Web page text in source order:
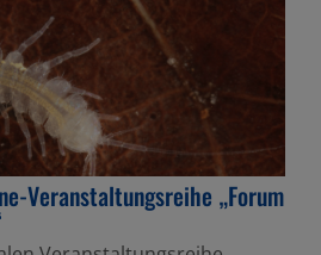
Veran­stal­tungs­reihe „Forum